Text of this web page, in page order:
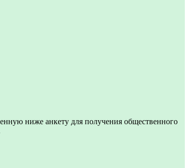
ниже анкету для получения общественного